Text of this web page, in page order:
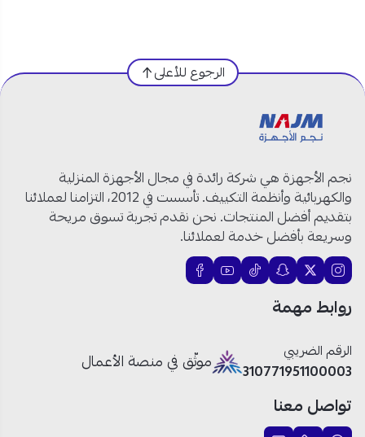
بارد:
الموديل:
النوع:مكيف سبليت
اللون:
أبيض
قدرة التبريد:31,400 وحدة
النوع:بارد فقط
علبة الكهرباء:مضادة للاحتراق
خاصية التبريد السريع:
تدفق الهواء:ثلاثي الأبعاد
الريش:
توزيع الهواء:
تشخيص الأعطال:متوفر
التوجيه اليدوي للتبريد:
حساس كاشف التسريب:
أبعاد الوحدة الداخلية (ارتفاع × عرض × طول):
الرجوع للأعلى
نجم الأجهزة هي شركة رائدة في مجال الأجهزة المنزلية
والكهربائية وأنظمة التكييف. تأسست في 2012، التزامنا لعملائنا
بتقديم أفضل المنتجات. نحن نقدم تجربة تسوق مريحة
وسريعة بأفضل خدمة لعملائنا.
روابط مهمة
الرقم الضريبي
310771951100003
موثّق في منصة الأعمال
تواصل معنا